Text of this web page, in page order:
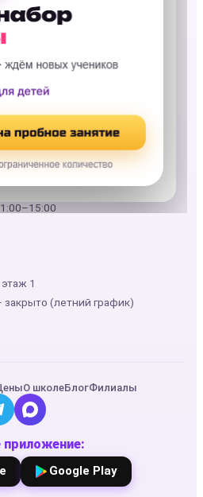
3», этаж 4
1
(летний график)
О школеБлогФилиалы
Google Play